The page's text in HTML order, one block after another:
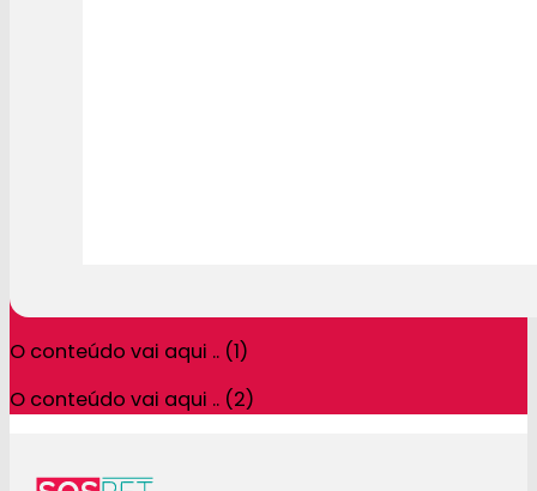
O conteúdo vai aqui .. (1)
O conteúdo vai aqui .. (2)